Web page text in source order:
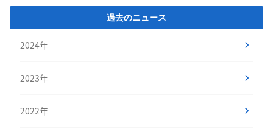
過去のニュース
2024年
2023年
2022年